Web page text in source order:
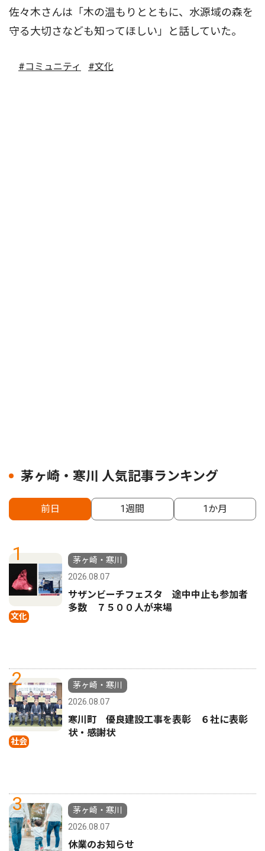
佐々木さんは「木の温もりとともに、水源域の森を
守る大切さなども知ってほしい」と話していた。
#コミュニティ #文化
茅ヶ崎・寒川 人気記事ランキング
前日 1週間 1か月
1
文化
茅ヶ崎・寒川
2026.08.07
サザンビーチフェスタ 途中中止も参加者
多数 ７５００人が来場
2
社会
茅ヶ崎・寒川
2026.08.07
寒川町 優良建設工事を表彰 ６社に表彰
状・感謝状
3
茅ヶ崎・寒川
2026.08.07
休業のお知らせ